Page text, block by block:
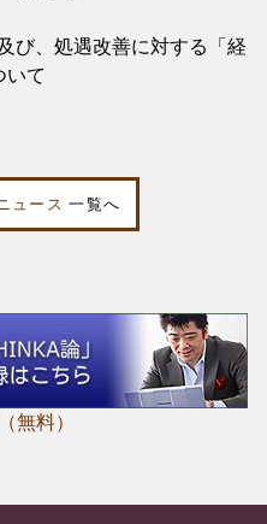
び、処遇改善に対する「経
いて
ュース 一覧へ
無料）